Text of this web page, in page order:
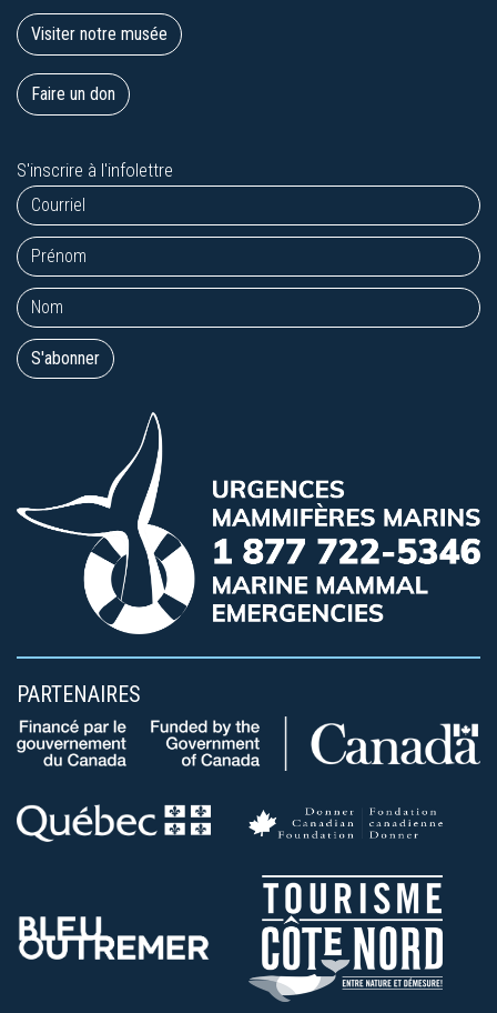
Visiter notre musée
Faire un don
S'inscrire à l'infolettre
PARTENAIRES